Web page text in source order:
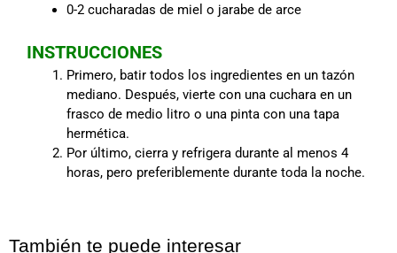
0-2 cucharadas de miel o jarabe de arce
INSTRUCCIONES
Primero, batir todos los ingredientes en un tazón
mediano. Después, vierte con una cuchara en un
frasco de medio litro o una pinta con una tapa
hermética.
Por último, cierra y refrigera durante al menos 4
horas, pero preferiblemente durante toda la noche.
También te puede interesar